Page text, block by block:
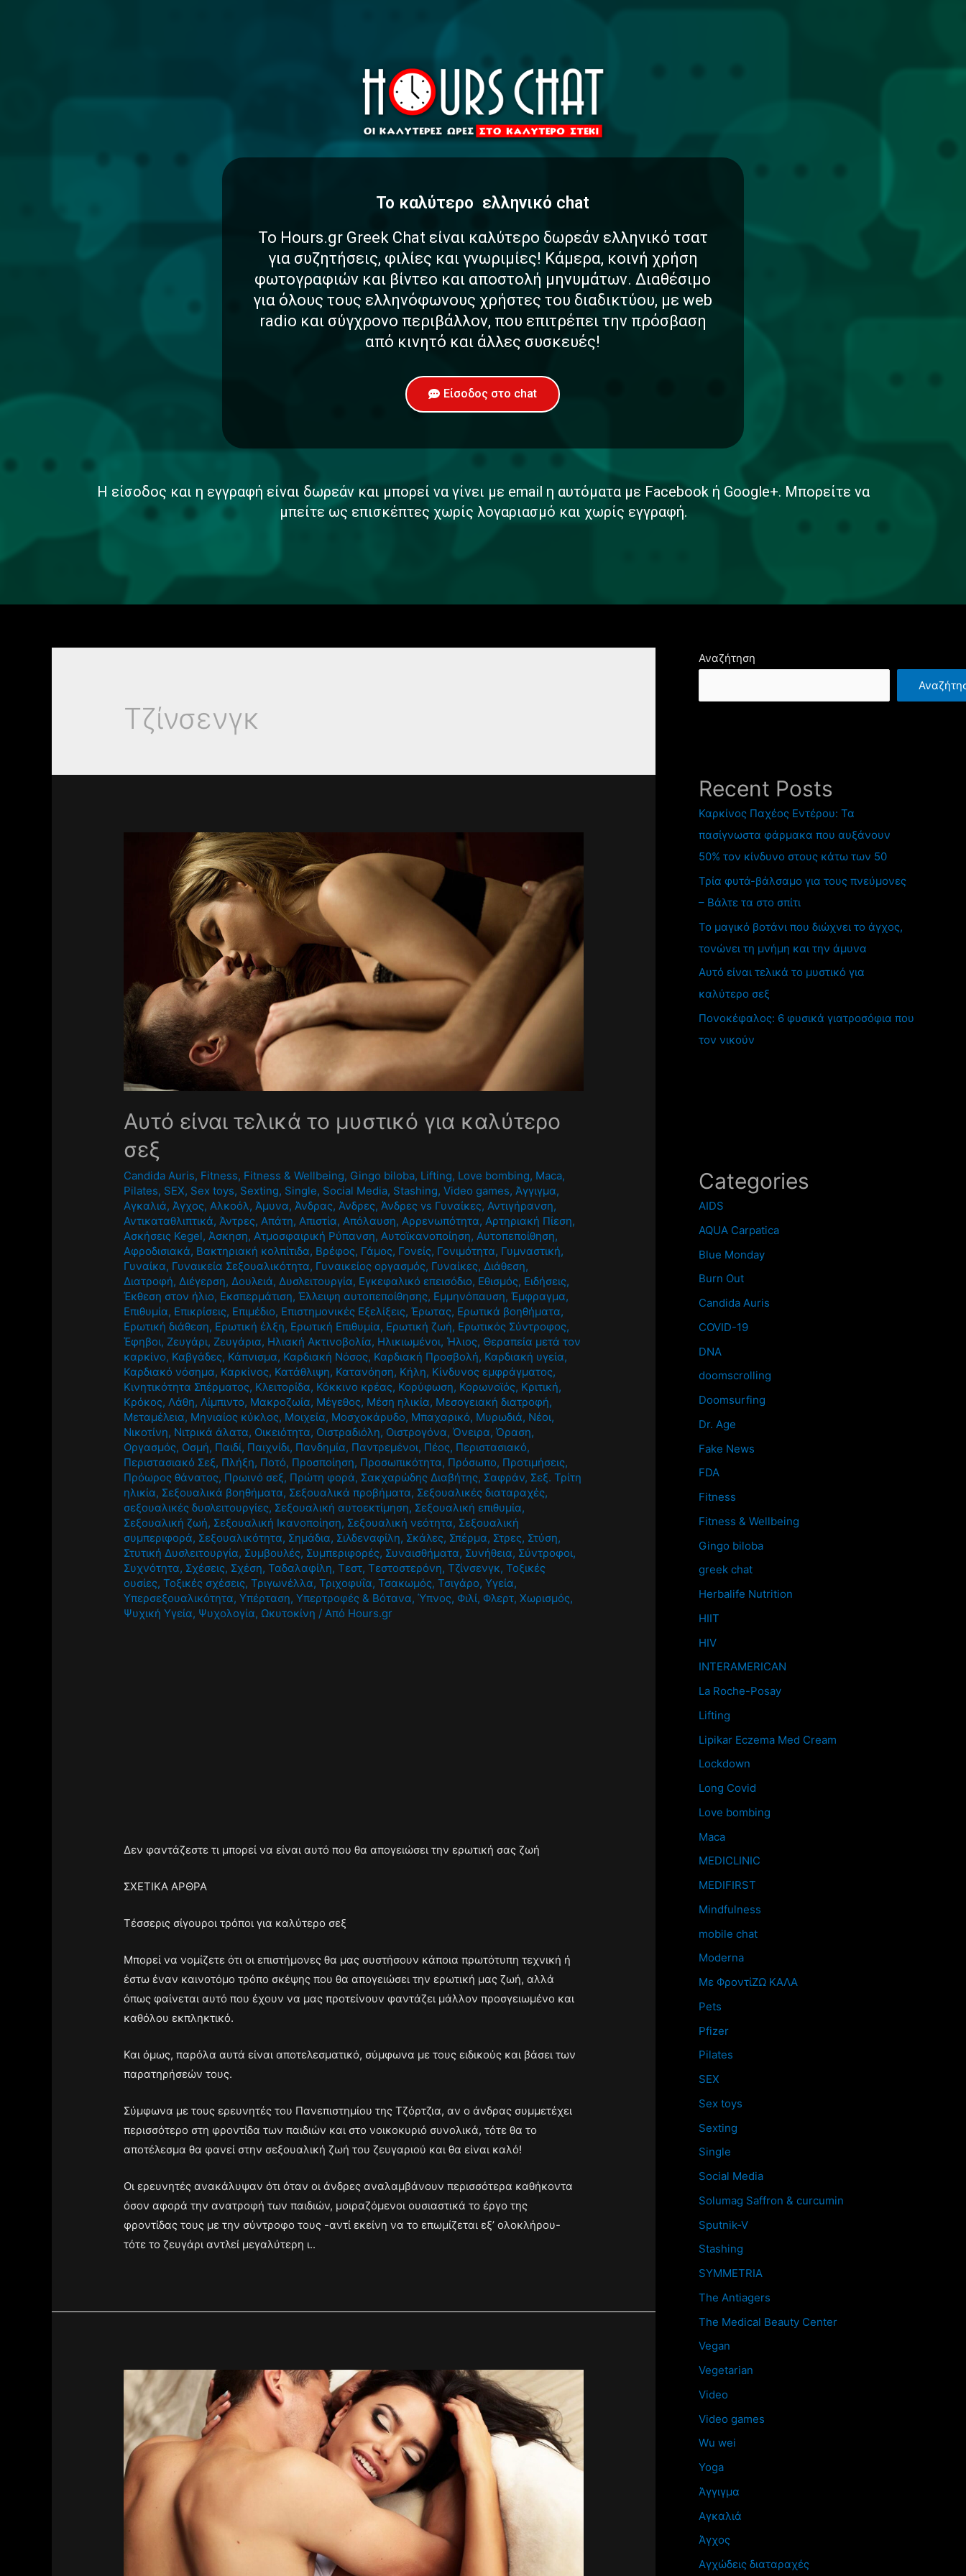
To καλύτερο ασφαλ ελληνικό chat
Το Hours.gr Greek Chat είναι καλύτερο δωρεάν ελληνικό τσατ
για συζητήσεις, φιλίες και γνωριμίες! Κάμερα, κοινή χρήση
φωτογραφιών και βίντεο και αποστολή μηνυμάτων. Διαθέσιμο
για όλους τους ελληνόφωνους χρήστες του διαδικτύου, με web
radio και σύγχρονο περιβάλλον, που επιτρέπει την πρόσβαση
από κινητό και άλλες συσκευές!
Είσοδος στο chat
Η είσοδος και η εγγραφή είναι δωρεάν και μπορεί να γίνει με email η αυτόματα με Facebook ή Google+. Μπορείτε να
μπείτε ως επισκέπτες χωρίς λογαριασμό και χωρίς εγγραφή.
Τζίνσενγκ
Αυτό είναι τελικά το μυστικό για καλύτερο
σεξ
Candida Auris, Fitness, Fitness & Wellbeing, Gingo biloba, Lifting, Love bombing, Maca,
Pilates, SEX, Sex toys, Sexting, Single, Social Media, Stashing,Video games, Άγγιγμα,
Αγκαλιά, Άγχος, Αλκοόλ, Άμυνα, Άνδρας, Άνδρες, Άνδρες vs Γυναίκες, Αντιγήρανση,
Αντικαταθλιπτικά, Άντρες, Απάτη, Απιστία, Απόλαυση, Αρρενωπότητα, Αρτηριακή Πίεση,
Ασκήσεις Kegel, Άσκηση, Ατμοσφαιρική Ρύπανση, Αυτοϊκανοποίηση, Αυτοπεποίθηση,
Αφροδισιακά, Βακτηριακή κολπίτιδα, Βρέφος, Γάμος, Γονείς, Γονιμότητα, Γυμναστική,
Γυναίκα, Γυναικεία Σεξουαλικότητα, Γυναικείος οργασμός, Γυναίκες, Διάθεση,
Διατροφή, Διέγερση, Δουλειά, Δυσλειτουργία, Εγκεφαλικό επεισόδιο, Εθισμός, Ειδήσεις,
Έκθεση στον ήλιο, Εκσπερμάτιση,Έλλειψη αυτοπεποίθησης, Εμμηνόπαυση,Έμφραγμα,
Επιθυμία, Επικρίσεις, Επιμέδιο, Επιστημονικές Εξελίξεις,Έρωτας, Ερωτικά βοηθήματα,
Ερωτική διάθεση, Ερωτική έλξη, Ερωτική Επιθυμία, Ερωτική ζωή, Ερωτικός Σύντροφος,
Έφηβοι, Ζευγάρι, Ζευγάρια, Ηλιακή Ακτινοβολία, Ηλικιωμένοι, Ήλιος, Θεραπεία μετά τον
καρκίνο, Καβγάδες, Κάπνισμα, Καρδιακή Νόσος, Καρδιακή Προσβολή, Καρδιακή υγεία,
Καρδιακό νόσημα, Καρκίνος, Κατάθλιψη, Κατανόηση, Κήλη, Κίνδυνος εμφράγματος,
Κινητικότητα Σπέρματος, Κλειτορίδα, Κόκκινο κρέας, Κορύφωση, Κορωνοϊός, Κριτική,
Κρόκος, Λάθη, Λίμπιντο, Μακροζωία, Μέγεθος, Μέση ηλικία, Μεσογειακή διατροφή,
Μεταμέλεια, Μηνιαίος κύκλος, Μοιχεία, Μοσχοκάρυδο, Μπαχαρικό, Μυρωδιά, Νέοι,
Νικοτίνη, Νιτρικά άλατα, Οικειότητα, Οιστραδιόλη, Οιστρογόνα,Όνειρα,Όραση,
Οργασμός, Οσμή, Παιδί, Παιχνίδι, Πανδημία, Παντρεμένοι, Πέος, Περιστασιακό,
Περιστασιακό Σεξ, Πλήξη, Ποτό, Προσποίηση, Προσωπικότητα, Πρόσωπο, Προτιμήσεις,
Πρόωρος θάνατος, Πρωινό σεξ, Πρώτη φορά, Σακχαρώδης Διαβήτης, Σαφράν, Σεξ. Τρίτη
ηλικία, Σεξουαλικά βοηθήματα, Σεξουαλικά προβήματα, Σεξουαλικές διαταραχές,
σεξουαλικές δυσλειτουργίες, Σεξουαλική αυτοεκτίμηση, Σεξουαλική επιθυμία,
Σεξουαλική ζωή, Σεξουαλική Ικανοποίηση, Σεξουαλική νεότητα, Σεξουαλική
συμπεριφορά, Σεξουαλικότητα, Σημάδια, Σιλδεναφίλη, Σκάλες, Σπέρμα, Στρες, Στύση,
Στυτική Δυσλειτουργία, Συμβουλές, Συμπεριφορές, Συναισθήματα, Συνήθεια, Σύντροφοι,
Συχνότητα, Σχέσεις, Σχέση,Ταδαλαφίλη,Τεστ,Τεστοστερόνη,Τζίνσενγκ,Τοξικές
ουσίες,Τοξικές σχέσεις,Τριγωνέλλα,Τριχοφυΐα,Τσακωμός,Τσιγάρο,Υγεία,
Υπερσεξουαλικότητα,Υπέρταση,Υπερτροφές & Βότανα,Ύπνος,Φιλί,Φλερτ,Χωρισμός,
Ψυχική Υγεία, Ψυχολογία, Ωκυτοκίνη / Από Hours.gr
Δεν φαντάζεστε τι μπορεί να είναι αυτό που θα απογειώσει την ερωτική σας ζωή
ΣΧΕΤΙΚΑ ΑΡΘΡΑ
Τέσσερις σίγουροι τρόποι για καλύτερο σεξ
Μπορεί να νομίζετε ότι οι επιστήμονες θα μας συστήσουν κάποια πρωτότυπη τεχνική ή
έστω έναν καινοτόμο τρόπο σκέψης που θα απογειώσει την ερωτική μας ζωή, αλλά
όπως φαίνεται αυτό που έχουν να μας προτείνουν φαντάζει μάλλον προσγειωμένο και
καθόλου εκπληκτικό.
Και όμως, παρόλα αυτά είναι αποτελεσματικό, σύμφωνα με τους ειδικούς και βάσει των
παρατηρήσεών τους.
Σύμφωνα με τους ερευνητές του Πανεπιστημίου της Τζόρτζια, αν ο άνδρας συμμετέχει
περισσότερο στη φροντίδα των παιδιών και στο νοικοκυριό συνολικά, τότε θα το
αποτέλεσμα θα φανεί στην σεξουαλική ζωή του ζευγαριού και θα είναι καλό!
Οι ερευνητές ανακάλυψαν ότι όταν οι άνδρες αναλαμβάνουν περισσότερα καθήκοντα
όσον αφορά την ανατροφή των παιδιών, μοιραζόμενοι ουσιαστικά το έργο της
φροντίδας τους με την σύντροφο τους -αντί εκείνη να το επωμίζεται εξ’ ολοκλήρου-
τότε το ζευγάρι αντλεί μεγαλύτερη ι..
Αναζήτηση
Recent Posts
Καρκίνος Παχέος Εντέρου: Τα
πασίγνωστα φάρμακα που αυξάνουν
50% τον κίνδυνο στους κάτω των 50
Τρία φυτά-βάλσαμο για τους πνεύμονες
– Βάλτε τα στο σπίτι
Το μαγικό βοτάνι που διώχνει το άγχος,
τονώνει τη μνήμη και την άμυνα
Αυτό είναι τελικά το μυστικό για
καλύτερο σεξ
Πονοκέφαλος: 6 φυσικά γιατροσόφια που
τον νικούν
Categories
AIDS
AQUA Carpatica
Blue Monday
Burn Out
Candida Auris
COVID-19
DNA
doomscrolling
Doomsurfing
Dr. Age
Fake News
FDA
Fitness
Fitness & Wellbeing
Gingo biloba
greek chat
Herbalife Nutrition
HIIT
HIV
INTERAMERICAN
La Roche-Posay
Lifting
Lipikar Eczema Med Cream
Lockdown
Long Covid
Love bombing
Maca
MEDICLINIC
MEDIFIRST
Mindfulness
mobile chat
Moderna
Mε ΦροντίΖΩ ΚΑΛΑ
Pets
Pfizer
Pilates
SEX
Sex toys
Sexting
Single
Social Media
Solumag Saffron & curcumin
Sputnik-V
Stashing
SYMMETRIA
The Antiagers
The Medical Beauty Center
Vegan
Vegetarian
Video
Video games
Wu wei
Yoga
Άγγιγμα
Αγκαλιά
Άγχος
Αγχώδεις διαταραχές